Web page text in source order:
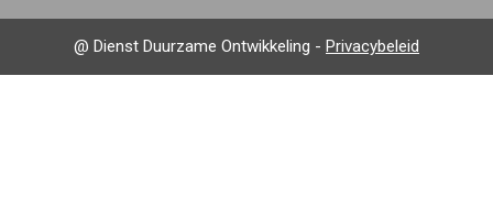
@ Dienst Duurzame Ontwikkeling - Privacybeleid